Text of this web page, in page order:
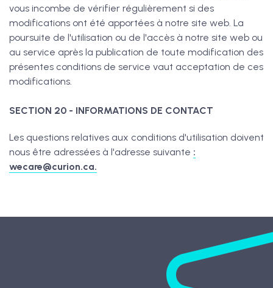
vous incombe de vérifier régulièrement si des
modifications ont été apportées à notre site web. La
poursuite de l'utilisation ou de l'accès à notre site web ou
au service après la publication de toute modification des
présentes conditions de service vaut acceptation de ces
modifications.
SECTION 20 - INFORMATIONS DE CONTACT
Les questions relatives aux conditions d'utilisation doivent
nous être adressées à l'adresse suivante :
wecare@curion.ca.